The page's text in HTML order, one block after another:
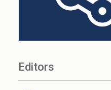
Editors